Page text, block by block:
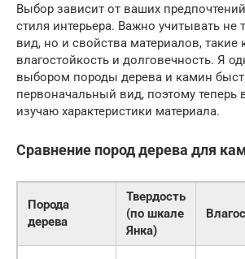
Выбор зависит от ваших
стиля интерьера. Важно учитывать не
вид, но и свойства материалов, такие
влагостойкость и долговечность. Я
выбором породы дерева и камин
первоначальный вид, поэтому теперь
изучаю характеристики материала.
Сравнение пород дерева для
Порода
дерева
Твердость
(по шкале
Янка)